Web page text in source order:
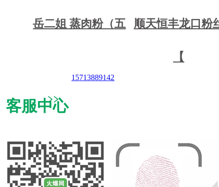
岳二姐 蒸肉粉（五 顺天恒丰龙口粉
【
客服中心
15713889142